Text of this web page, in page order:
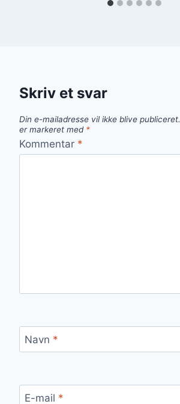
Skriv et svar
Din e-mailadresse vil ikke blive publiceret.
er markeret med *
Kommentar *
Navn *
E-mail *